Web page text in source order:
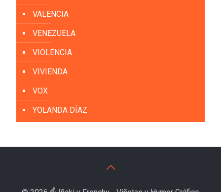
VALENCIA
VENEZUELA
VIOLENCIA
VIVIENDA
VOX
YOLANDA DÍAZ